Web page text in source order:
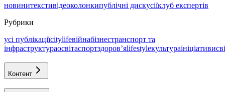
новинитекстивідеоколонкипублічні дискусіїклуб експертів
Рубрики
усі публікаціїcitylifeвійнабізнестранспорт та
інфраструктураосвітаспортздоровʼяlifestyleкультураініціативи
Контент